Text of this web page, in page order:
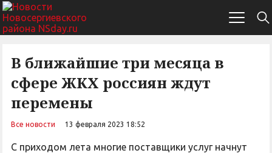
В ближайшие три месяца в
сфере ЖКХ россиян ждут
перемены
Все новости 13 февраля 2023 18:52
С приходом лета многие поставщики услуг начнут